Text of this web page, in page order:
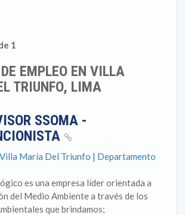
1
EMPLEO EN VILLA
TRIUNFO, LIMA
SSOMA -
María Del Triunfo | Departamento
es una empresa líder orientada a
del Medio Ambiente a través de los
que brindamos;